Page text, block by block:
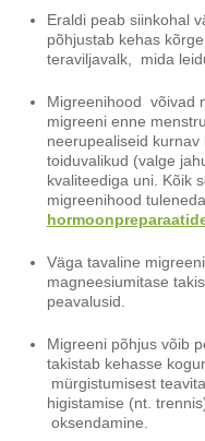
Eraldi peab siinkohal
põhjustab kehas
teraviljavalk, mida
Migreenihood võivad
migreeni enne
neerupealiseid
toiduvalikud (valge
kvaliteediga uni. Kõik
migreenihood
Väga tavaline
magneesiumitase
peavalusid.
Migreeni põhjus võib
takistab kehasse
mürgistumisest
higistamise (nt.
oksendamine.